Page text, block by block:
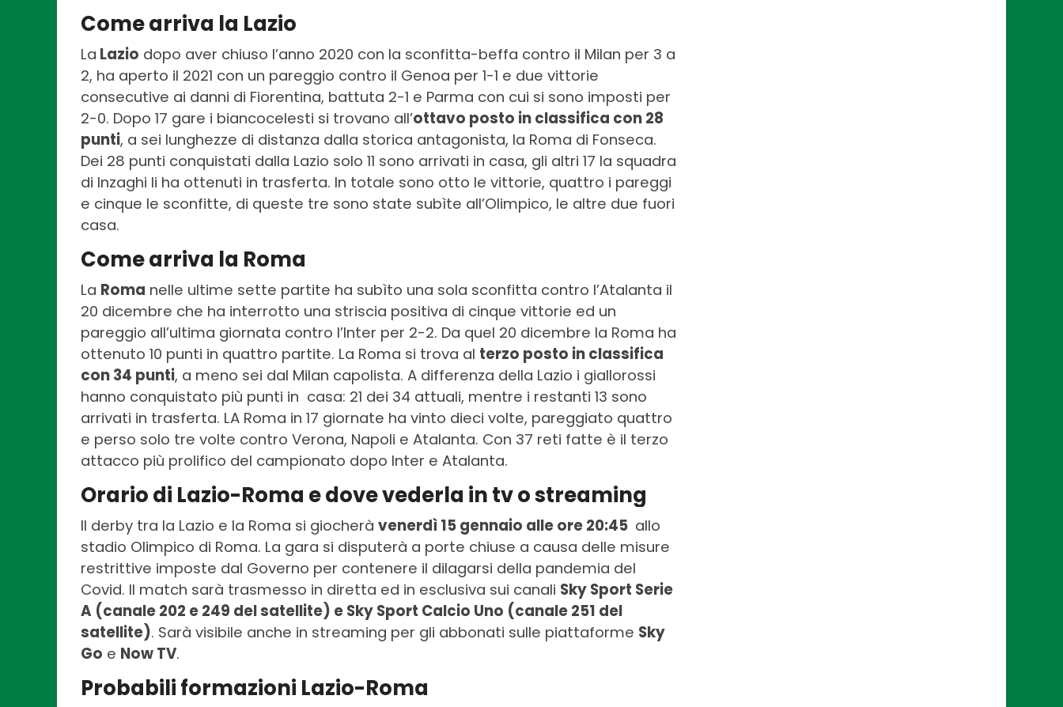
Come arriva la Lazio
La Lazio dopo aver chiuso l’anno 2020 con la sconfitta-beffa contro il Milan per 3 a
2, ha aperto il 2021 con un pareggio contro il Genoa per 1-1 e due vittorie
consecutive ai danni di Fiorentina, battuta 2-1 e Parma con cui si sono imposti per
2-0. Dopo 17 gare i biancocelesti si trovano all’ottavo posto in classifica con 28
punti, a sei lunghezze di distanza dalla storica antagonista, la Roma di Fonseca.
Dei 28 punti conquistati dalla Lazio solo 11 sono arrivati in casa, gli altri 17 la squadra
di Inzaghi li ha ottenuti in trasferta. In totale sono otto le vittorie, quattro i pareggi
e cinque le sconfitte, di queste tre sono state subìte all’Olimpico, le altre due fuori
casa.
Come arriva la Roma
La Roma nelle ultime sette partite ha subìto una sola sconfitta contro l’Atalanta il
20 dicembre che ha interrotto una striscia positiva di cinque vittorie ed un
pareggio all’ultima giornata contro l’Inter per 2-2. Da quel 20 dicembre la Roma ha
ottenuto 10 punti in quattro partite. La Roma si trova al terzo posto in classifica
con 34 punti, a meno sei dal Milan capolista. A differenza della Lazio i giallorossi
hanno conquistato più punti in casa: 21 dei 34 attuali, mentre i restanti 13 sono
arrivati in trasferta. LA Roma in 17 giornate ha vinto dieci volte, pareggiato quattro
e perso solo tre volte contro Verona, Napoli e Atalanta. Con 37 reti fatte è il terzo
attacco più prolifico del campionato dopo Inter e Atalanta.
Orario di Lazio-Roma e dove vederla in tv o streaming
Il derby tra la Lazio e la Roma si giocherà venerdì 15 gennaio alle ore 20:45 allo
stadio Olimpico di Roma. La gara si disputerà a porte chiuse a causa delle misure
restrittive imposte dal Governo per contenere il dilagarsi della pandemia del
Covid. Il match sarà trasmesso in diretta ed in esclusiva sui canali Sky Sport Serie
A (canale 202 e 249 del satellite) e Sky Sport Calcio Uno (canale 251 del
satellite). Sarà visibile anche in streaming per gli abbonati sulle piattaforme Sky
Go e Now TV.
Probabili formazioni Lazio-Roma